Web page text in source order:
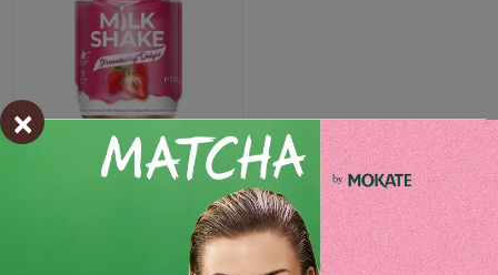
Milkshake Mokate o
smaku truskawkowym
×